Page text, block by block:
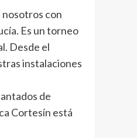
nosotros con
Es un torneo
Desde el
instalaciones
de
Cortesín está